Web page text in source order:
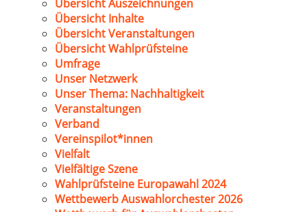
Übersicht Auszeichnungen
Übersicht Inhalte
Übersicht Veranstaltungen
Übersicht Wahlprüfsteine
Umfrage
Unser Netzwerk
Unser Thema: Nachhaltigkeit
Veranstaltungen
Verband
Vereinspilot*innen
Vielfalt
Vielfältige Szene
Wahlprüfsteine Europawahl 2024
Wettbewerb Auswahlorchester 2026